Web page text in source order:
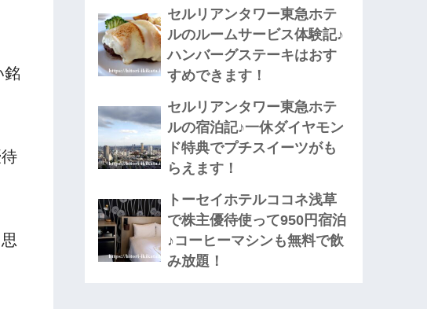
銘
セルリアンタワー東急ホテ
ルのルームサービス体験記♪
ハンバーグステーキはおす
すめできます！
セルリアンタワー東急ホテ
ルの宿泊記♪一休ダイヤモン
ド特典でプチスイーツがも
らえます！
トーセイホテルココネ浅草
で株主優待使って950円宿泊
♪コーヒーマシンも無料で飲
み放題！